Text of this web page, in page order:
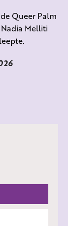
Queer Palm
Melliti